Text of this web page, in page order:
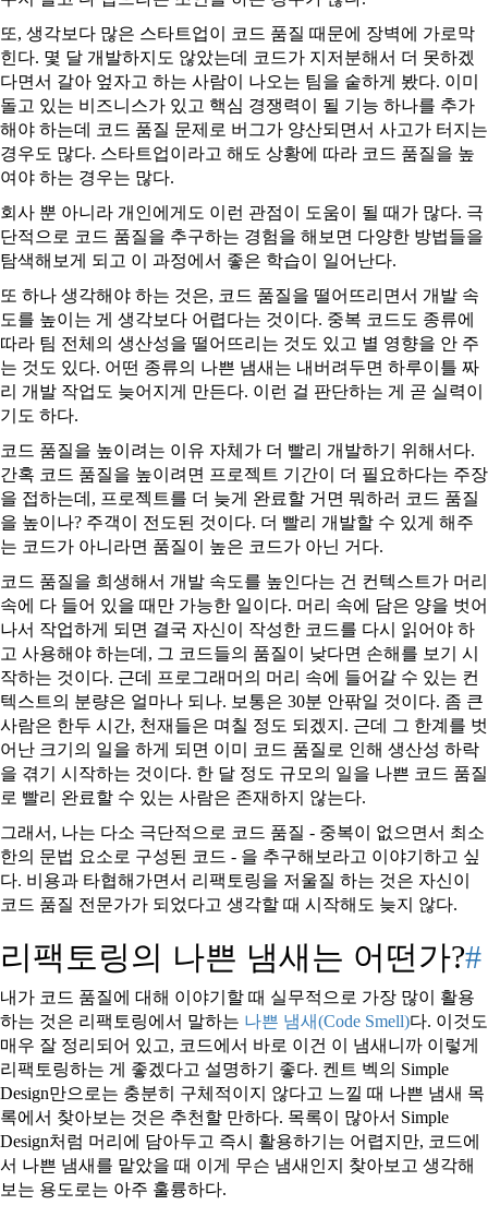
또, 생각보다 많은 스타트업이 코드 품질 때문에 장벽에 가로막
힌다. 몇 달 개발하지도 않았는데 코드가 지저분해서 더 못하겠
다면서 갈아 엎자고 하는 사람이 나오는 팀을 숱하게 봤다. 이미
돌고 있는 비즈니스가 있고 핵심 경쟁력이 될 기능 하나를 추가
해야 하는데 코드 품질 문제로 버그가 양산되면서 사고가 터지는
경우도 많다. 스타트업이라고 해도 상황에 따라 코드 품질을 높
여야 하는 경우는 많다.
회사 뿐 아니라 개인에게도 이런 관점이 도움이 될 때가 많다. 극
단적으로 코드 품질을 추구하는 경험을 해보면 다양한 방법들을
탐색해보게 되고 이 과정에서 좋은 학습이 일어난다.
또 하나 생각해야 하는 것은, 코드 품질을 떨어뜨리면서 개발 속
도를 높이는 게 생각보다 어렵다는 것이다. 중복 코드도 종류에
따라 팀 전체의 생산성을 떨어뜨리는 것도 있고 별 영향을 안 주
는 것도 있다. 어떤 종류의 나쁜 냄새는 내버려두면 하루이틀 짜
리 개발 작업도 늦어지게 만든다. 이런 걸 판단하는 게 곧 실력이
기도 하다.
코드 품질을 높이려는 이유 자체가 더 빨리 개발하기 위해서다.
간혹 코드 품질을 높이려면 프로젝트 기간이 더 필요하다는 주장
을 접하는데, 프로젝트를 더 늦게 완료할 거면 뭐하러 코드 품질
을 높이나? 주객이 전도된 것이다. 더 빨리 개발할 수 있게 해주
는 코드가 아니라면 품질이 높은 코드가 아닌 거다.
코드 품질을 희생해서 개발 속도를 높인다는 건 컨텍스트가 머리
속에 다 들어 있을 때만 가능한 일이다. 머리 속에 담은 양을 벗어
나서 작업하게 되면 결국 자신이 작성한 코드를 다시 읽어야 하
고 사용해야 하는데, 그 코드들의 품질이 낮다면 손해를 보기 시
작하는 것이다. 근데 프로그래머의 머리 속에 들어갈 수 있는 컨
텍스트의 분량은 얼마나 되나. 보통은 30분 안팎일 것이다. 좀 큰
사람은 한두 시간, 천재들은 며칠 정도 되겠지. 근데 그 한계를 벗
어난 크기의 일을 하게 되면 이미 코드 품질로 인해 생산성 하락
을 겪기 시작하는 것이다. 한 달 정도 규모의 일을 나쁜 코드 품질
로 빨리 완료할 수 있는 사람은 존재하지 않는다.
그래서, 나는 다소 극단적으로 코드 품질 - 중복이 없으면서 최소
한의 문법 요소로 구성된 코드 - 을 추구해보라고 이야기하고 싶
다. 비용과 타협해가면서 리팩토링을 저울질 하는 것은 자신이
코드 품질 전문가가 되었다고 생각할 때 시작해도 늦지 않다.
리팩토링의 나쁜 냄새는 어떤가?#
내가 코드 품질에 대해 이야기할 때 실무적으로 가장 많이 활용
하는 것은 리팩토링에서 말하는 나쁜 냄새(Code Smell)다. 이것도
매우 잘 정리되어 있고, 코드에서 바로 이건 이 냄새니까 이렇게
리팩토링하는 게 좋겠다고 설명하기 좋다. 켄트 벡의 Simple
Design만으로는 충분히 구체적이지 않다고 느낄 때 나쁜 냄새 목
록에서 찾아보는 것은 추천할 만하다. 목록이 많아서 Simple
Design처럼 머리에 담아두고 즉시 활용하기는 어렵지만, 코드에
서 나쁜 냄새를 맡았을 때 이게 무슨 냄새인지 찾아보고 생각해
보는 용도로는 아주 훌륭하다.